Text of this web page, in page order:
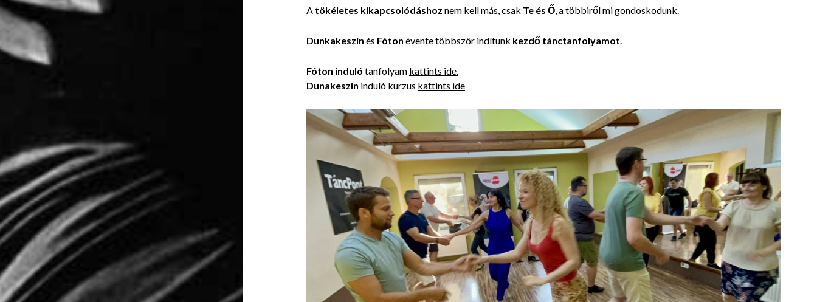
A tökéletes kikapcsolódáshoz nem kell más, csak Te és Ő, a többiről mi gondoskodunk.
Dunkakeszin és Fóton évente többször indítunk kezdő tánctanfolyamot.
Fóton induló tanfolyam kattints ide.
Dunakeszin induló kurzus kattints ide